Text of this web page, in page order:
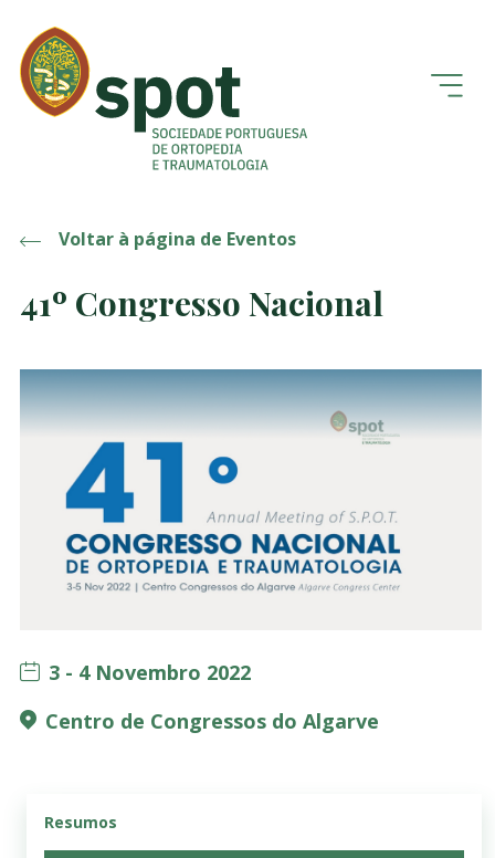
Voltar à página de Eventos
41º Congresso Nacional
3 - 4 Novembro 2022
Centro de Congressos do Algarve
Resumos